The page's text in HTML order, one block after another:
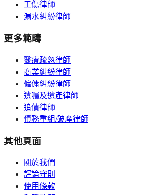
工傷律師
漏水糾紛律師
更多範疇
醫療疏忽律師
商業糾紛律師
僱傭糾紛律師
遺囑及遺產律師
追債律師
債務重組/破產律師
其他頁面
關於我們
評論守則
使用條款